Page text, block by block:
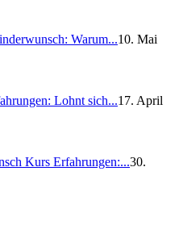
War­um...10. Mai
Lohnt sich...17. April
Kurs Erfah­run­gen:...30.